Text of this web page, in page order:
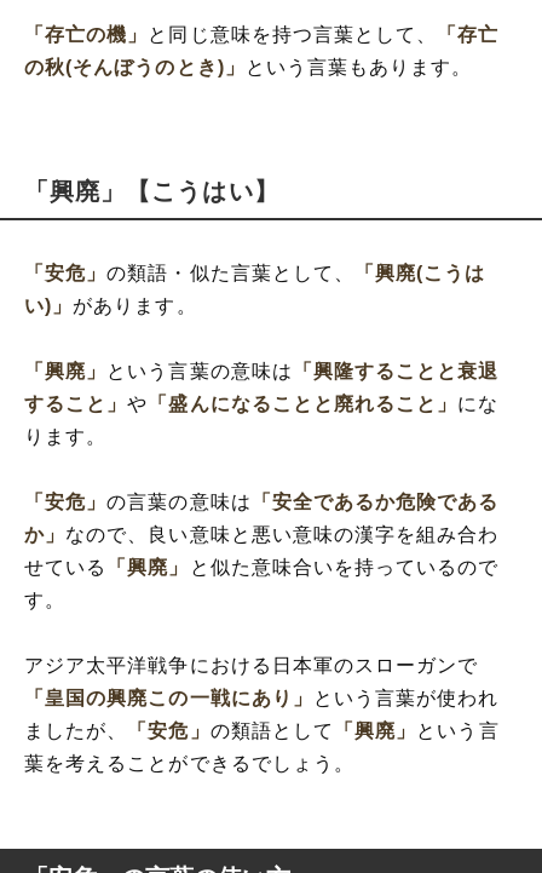
「存亡の機」 と同じ意味を持つ言葉として、
「存亡
の秋(そんぼうのとき)」
という言葉もあります。
「興廃」【こうはい】
「安危」の類語・似た言葉として、
「興廃(こうは
い)」 があります。
「興廃」 という言葉の意味は
「興隆することと衰退
すること」や 「盛んになることと廃れること」 にな
ります。
「安危」の言葉の意味は
「安全であるか危険である
か」 なので、良い意味と悪い意味の漢字を組み合わ
せている
「興廃」
と似た意味合いを持っているので
す。
アジア太平洋戦争における日本軍のスローガンで
「皇国の興廃この一戦にあり」
という言葉が使われ
ましたが、
「安危」 の類語として 「興廃」 という言
葉を考えることができるでしょう。